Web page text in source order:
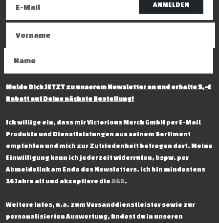
ANMELDEN
Melde Dich JETZT zu unserem Newsletter an und erhalte 5,-€
Rabatt auf Deine nächste Bestellung!
Ich willige ein, dass mir Victorious Merch GmbH per E-Mail
Produkte und Dienstleistungen aus seinem Sortiment
empfehlen und mich zur Zufriedenheit befragen darf. Meine
Einwilligung kann ich jederzeit widerrufen, bspw. per
Abmeldelink am Ende des Newsletters. Ich bin mindestens
16 Jahre alt und akzeptiere die AGB.
Weitere Infos, u.a. zum Versanddienstleister sowie zur
personalisierten Auswertung, findest du in unseren